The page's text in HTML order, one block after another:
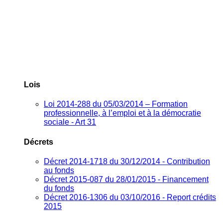
Lois
Loi 2014-288 du 05/03/2014 – Formation
professionnelle, à l’emploi et à la démocratie
sociale - Art 31
Décrets
Décret 2014-1718 du 30/12/2014 - Contribution
au fonds
Décret 2015-087 du 28/01/2015 - Financement
du fonds
Décret 2016-1306 du 03/10/2016 - Report crédits
2015